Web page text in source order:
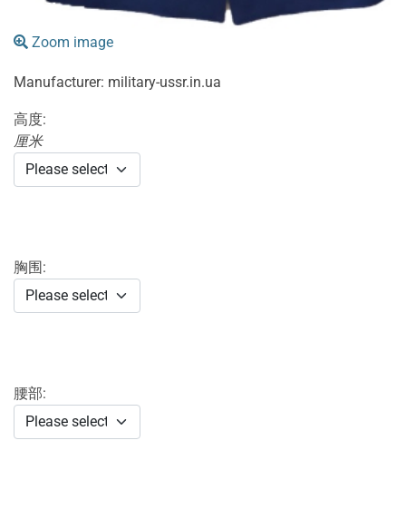
Zoom image
Manufacturer: military-ussr.in.ua
高度:
厘米
胸围:
腰部: